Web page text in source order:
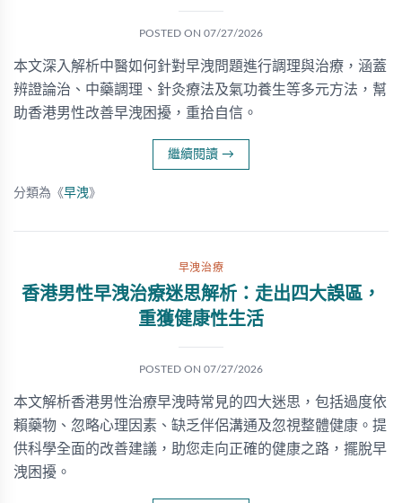
POSTED ON 07/27/2026
本文深入解析中醫如何針對早洩問題進行調理與治療，涵蓋
辨證論治、中藥調理、針灸療法及氣功養生等多元方法，幫
助香港男性改善早洩困擾，重拾自信。
繼續閱讀 →
分類為《早洩》
早洩治療
香港男性早洩治療迷思解析：走出四大誤區，
重獲健康性生活
POSTED ON 07/27/2026
本文解析香港男性治療早洩時常見的四大迷思，包括過度依
賴藥物、忽略心理因素、缺乏伴侶溝通及忽視整體健康。提
供科學全面的改善建議，助您走向正確的健康之路，擺脫早
洩困擾。